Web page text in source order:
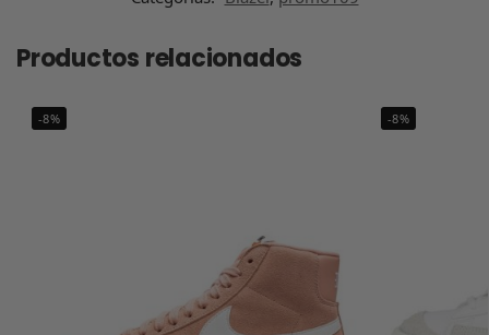
Productos relacionados
-8% -8%